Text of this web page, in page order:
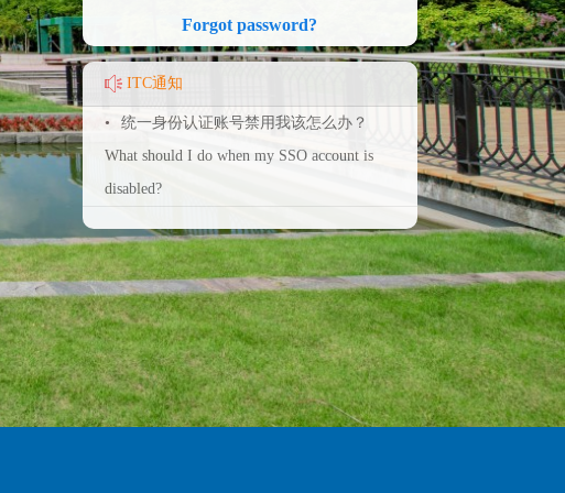
Forgot password?
ITC通知
•
统一身份认证账号禁用我该怎么办？
What should I do when my SSO account is
disabled?